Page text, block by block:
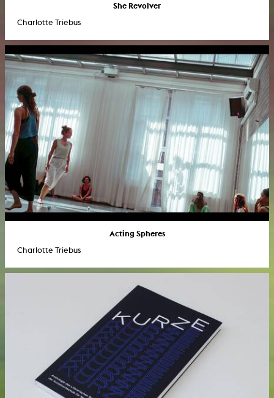
She Revolver
Charlotte Triebus
Acting Spheres
Charlotte Triebus